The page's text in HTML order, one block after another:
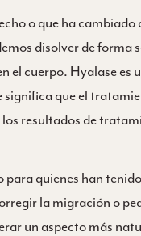
o que ha cambiado
disolver de forma
el cuerpo. Hyalase es
significa que el
resultados de
quienes han
la migración o
un aspecto más